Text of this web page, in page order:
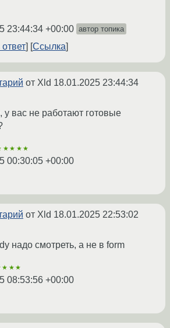
23:44:34 +00:00 автор топика
Ссылка
от Xld 18.01.2025 23:44:34
у вас не работают готовые
00:30:05 +00:00
от Xld 18.01.2025 22:53:02
надо смотреть, а не в form
08:53:56 +00:00